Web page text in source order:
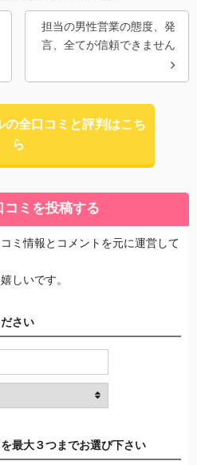
担当の男性営業の態度、発
言、全てが信頼できません
の全口コミと評判はこち
ら
コミを投稿する
ミ情報とコメントを元に運営して
しいです。
さい
最大３つまでお選び下さい